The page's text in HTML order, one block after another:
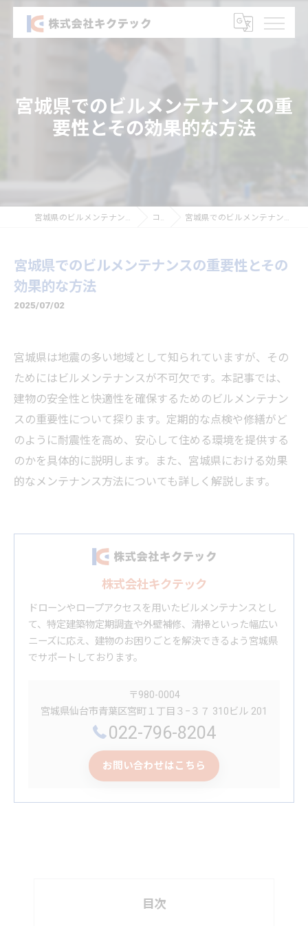
宮城県でのビルメンテナンスの重
要性とその効果的な方法
宮城県のビルメンテナンスなら株式会社キクテック コラム 宮城県でのビルメンテナンスの重要性とその効果的な方法
宮城県でのビルメンテナンスの重要性とその
効果的な方法
2025/07/02
宮城県は地震の多い地域として知られていますが、その
ためにはビルメンテナンスが不可欠です。本記事では、
建物の安全性と快適性を確保するためのビルメンテナン
スの重要性について探ります。定期的な点検や修繕がど
のように耐震性を高め、安心して住める環境を提供する
のかを具体的に説明します。また、宮城県における効果
的なメンテナンス方法についても詳しく解説します。
株式会社キクテック
ドローンやロープアクセスを用いたビルメンテナンスとし
て、特定建築物定期調査や外壁補修、清掃といった幅広い
ニーズに応え、建物のお困りごとを解決できるよう宮城県
でサポートしております。
〒980-0004
宮城県仙台市青葉区宮町１丁目３−３７ 310ビル 201
022-796-8204
お問い合わせはこちら
目次